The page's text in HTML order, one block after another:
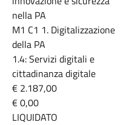
nella PA
M1 C1 1. Digitalizzazione
della PA
1.4: Servizi digitali e
cittadinanza digitale
€ 2.187,00
€ 0,00
LIQUIDATO